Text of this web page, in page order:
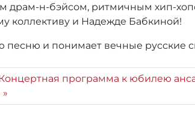
драм-н-бэйсом, ритмичным хип-
коллективу и Надежде Бабкиной!
песню и понимает вечные русские
программа к юбилею